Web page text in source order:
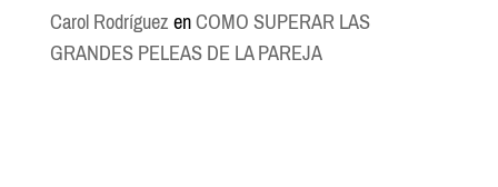
Carol RodríguezenCOMO SUPERAR LAS
GRANDES PELEAS DE LA PAREJA